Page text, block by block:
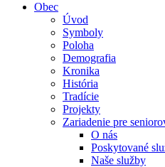
Obec
Úvod
Symboly
Poloha
Demografia
Kronika
História
Tradície
Projekty
Zariadenie pre
O nás
Poskytované
Naše služby